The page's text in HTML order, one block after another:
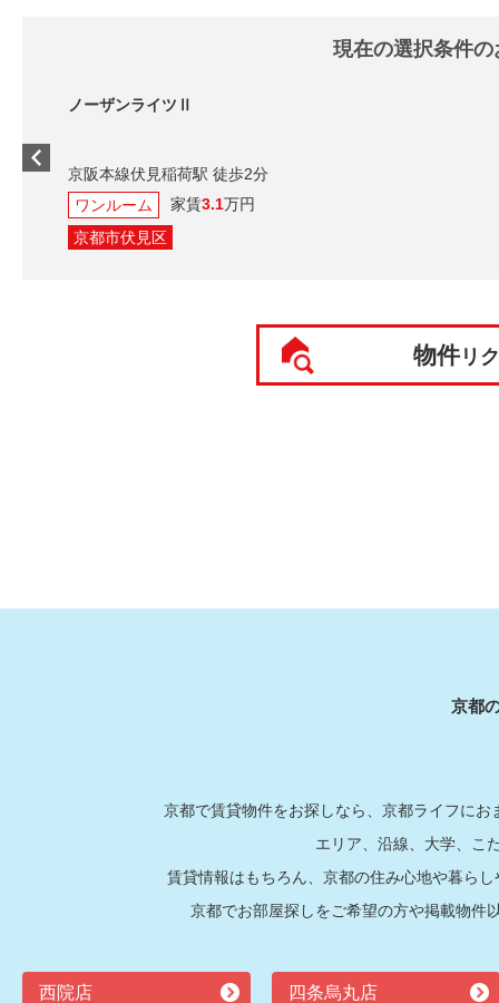
現在の選択条件
ノーザンライツⅡ
京阪本線伏見稲荷駅 徒歩2分
ワンルーム
家賃3.1万円
京都市伏見区
物件リ
京都
京都で賃貸物件をお探しなら、京都ライフに
エリア、沿線、大学、こ
賃貸情報はもちろん、京都の住み心地や暮ら
京都でお部屋探しをご希望の方や掲載物件
西院店 四条烏丸店